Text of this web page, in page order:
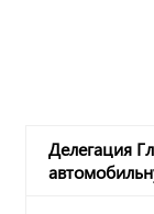
Делегация